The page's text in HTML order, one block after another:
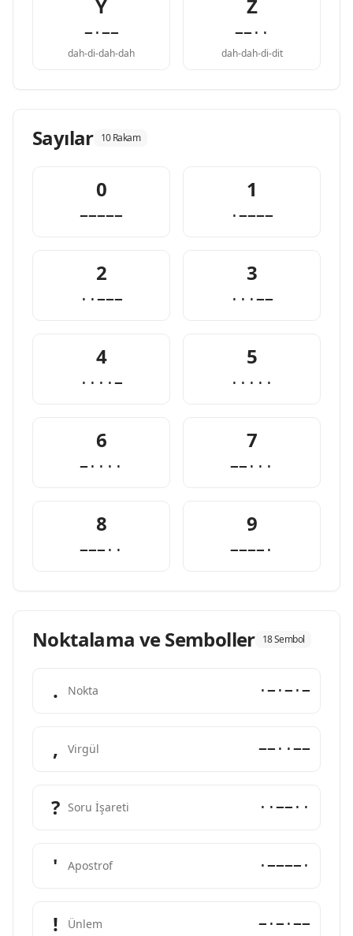
Y
−·−−
dah-di-dah-dah
Z
−−··
dah-dah-di-dit
Sayılar 10 Rakam
0
−−−−−
1
·−−−−
2
··−−−
3
···−−
4
····−
5
·····
6
−····
7
−−···
8
−−−··
9
−−−−·
Noktalama ve Semboller 18 Sembol
. Nokta ·−·−·−
, Virgül −−··−−
? Soru İşareti ··−−··
' Apostrof ·−−−−·
! Ünlem −·−·−−